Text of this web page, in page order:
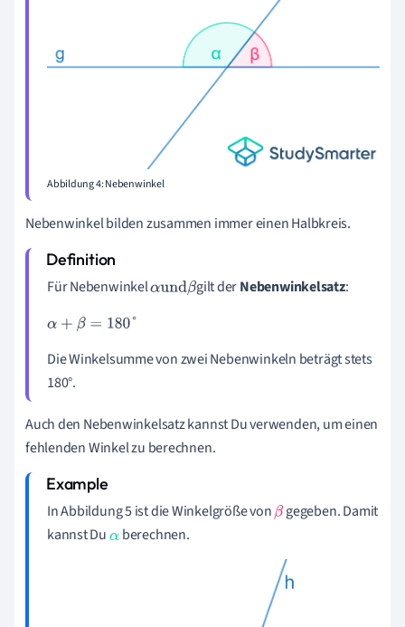
Abbildung 4: Nebenwinkel
Nebenwinkel bilden zusammen immer einen Halbkreis.
Für Nebenwinkelαundβ gilt derNebenwinkelsatz:
α+β=180°
Die Winkelsumme von zwei Nebenwinkeln beträgt stets
180°.
Auch den Nebenwinkelsatz kannst Du verwenden, um einen
fehlenden Winkel zu berechnen.
In Abbildung 5 ist die Winkelgröße vonβgegeben. Damit
kannst Duα berechnen.